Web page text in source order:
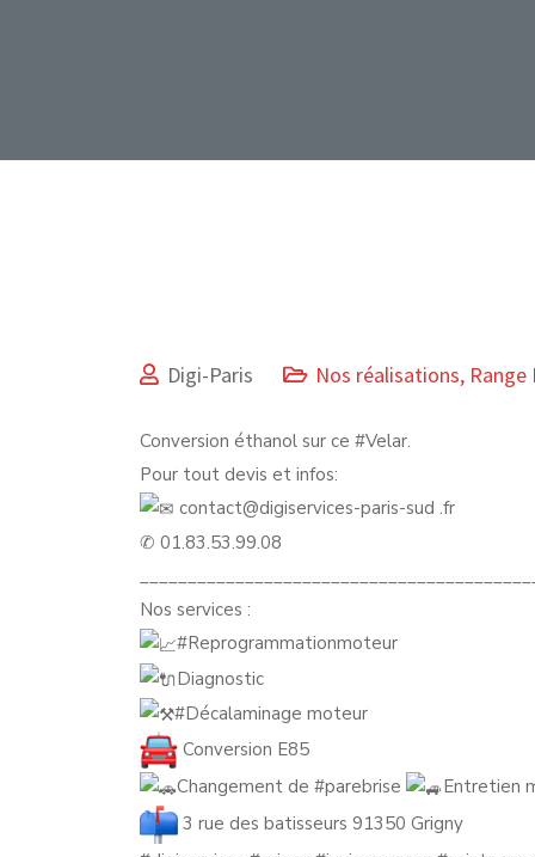
Digi-Paris Nos réalisations, Range
Conversion éthanol sur ce #Velar.
Pour tout devis et infos:
contact@digiservices-paris-sud .fr
✆ 01.83.53.99.08
Nos services :
#Reprogrammationmoteur
Diagnostic
#Décalaminage moteur
Conversion E85
Changement de #parebrise
Entretien
3 rue des batisseurs 91350 Grigny